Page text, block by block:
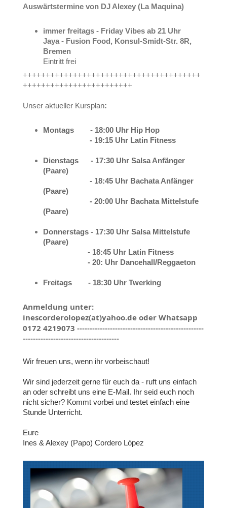
Auswärtstermine von DJ Alexey (La Maquina)
immer freitags - Friday Vibes ab 21 Uhr
Jaya - Fusion Food, Konsul-Smidt-Str. 8R,
Bremen
Eintritt frei
+++++++++++++++++++++++++++++++++++++++
++++++++++++++++++++++++
Unser aktueller Kursplan:
Montags - 18:00 Uhr Hip Hop
- 19:15 Uhr Latin Fitness
Dienstags
- 17:30 Uhr Salsa Anfänger
(Paare)
- 18:45 Uhr Bachata Anfänger
(Paare)
- 20:00 Uhr Bachata Mittelstufe
(Paare)
Donnerstags - 17:30 Uhr Salsa Mittelstufe
(Paare)
- 18:45 Uhr Latin Fitness
- 20: Uhr Dancehall/Reggaeton
Freitags - 18:30 Uhr Twerking
Anmeldung unter:
inescorderolopez(at)yahoo.de oder Whatsapp
0172 4219073 --------------------------------------------------
--------------------------------------
Wir freuen uns, wenn ihr vorbeischaut!
Wir sind jederzeit gerne für euch da - ruft uns einfach
an oder schreibt uns eine E-Mail. Ihr seid euch noch
nicht sicher? Kommt vorbei und testet einfach eine
Stunde Unterricht.
Eure
Ines & Alexey (Papo) Cordero López